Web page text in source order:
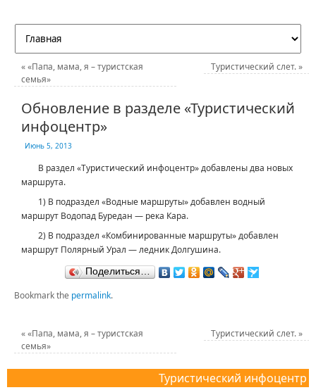
««Папа, мама, я – туристская
семья»
Туристический слет.»
Обновление в разделе «Туристический
инфоцентр»
Июнь 5, 2013
В раздел «Туристический инфоцентр» добавлены два новых
маршрута.
1) В подраздел «Водные маршруты» добавлен водный
маршрут Водопад Буредан — река Кара.
2) В подраздел «Комбинированные маршруты» добавлен
маршрут Полярный Урал — ледник Долгушина.
Поделиться…
Bookmark the permalink.
««Папа, мама, я – туристская
семья»
Туристический слет.»
Туристический инфоцентр